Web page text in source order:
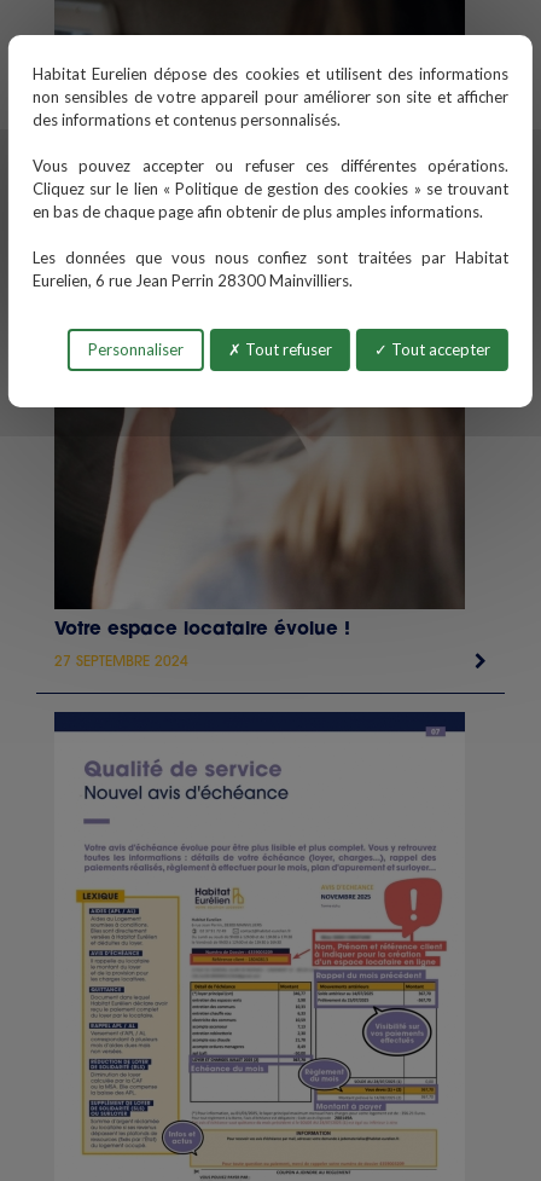
Votre espace locataire évolue !
27 SEPTEMBRE 2024
Habitat Eurelien dépose des cookies et utilisent des informations
non sensibles de votre appareil pour améliorer son site et afficher
des informations et contenus personnalisés.
Vous pouvez accepter ou refuser ces différentes opérations.
Cliquez sur le lien « Politique de gestion des cookies » se trouvant
en bas de chaque page afin obtenir de plus amples informations.
Les données que vous nous confiez sont traitées par Habitat
Eurelien, 6 rue Jean Perrin 28300 Mainvilliers.
Tout accepter
Tout refuser
Personnaliser